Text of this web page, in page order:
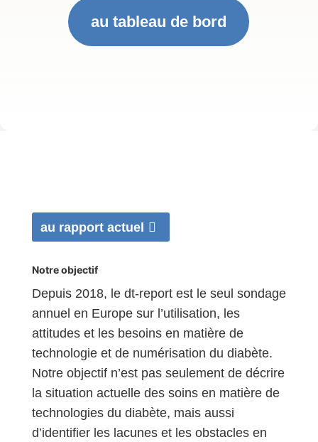
au tableau de bord
au rapport actuel
Notre objectif
Depuis 2018, le dt-report est le seul sondage
annuel en Europe sur l’utilisation, les
attitudes et les besoins en matière de
technologie et de numérisation du diabète.
Notre objectif n’est pas seulement de décrire
la situation actuelle des soins en matière de
technologies du diabète, mais aussi
d’identifier les lacunes et les obstacles en